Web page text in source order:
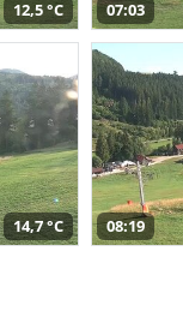
12,5 °C 07:03
14,7 °C 08:19